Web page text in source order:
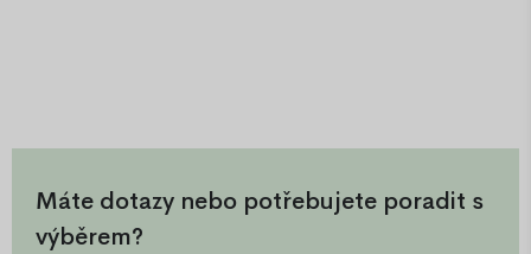
Máte dotazy nebo potřebujete poradit s
výběrem?